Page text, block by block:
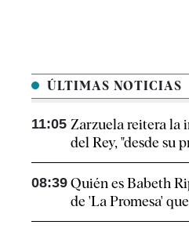
ÚLTIMAS NOTICIAS
11:05 Zarzuela reitera la
del Rey, "desde su
08:39 Quién es Babeth
de 'La Promesa'